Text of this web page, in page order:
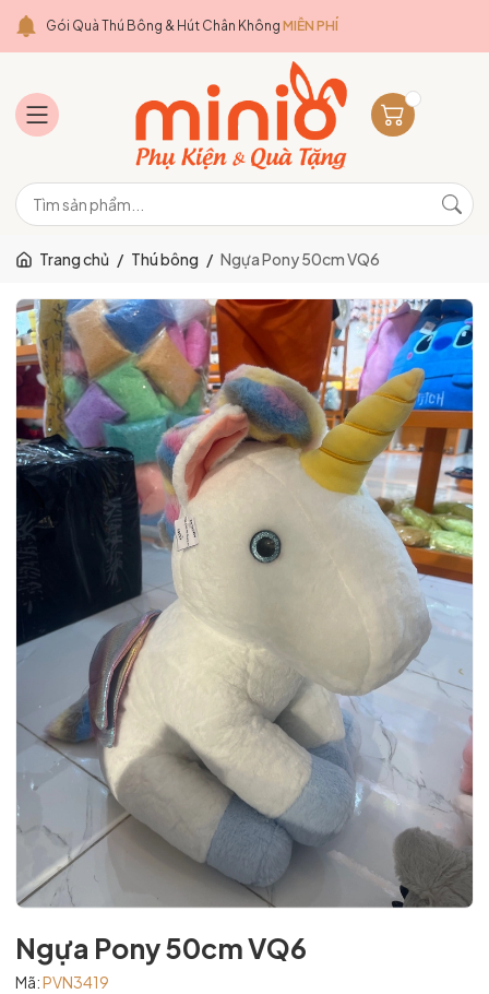
Gói Quà Thú Bông & Hút Chân Không MIỄN PHÍ
Trang chủ / Thú bông / Ngựa Pony 50cm VQ6
Ngựa Pony 50cm VQ6
Mã:PVN3419